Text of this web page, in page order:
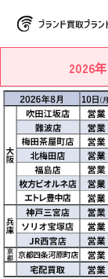
2026